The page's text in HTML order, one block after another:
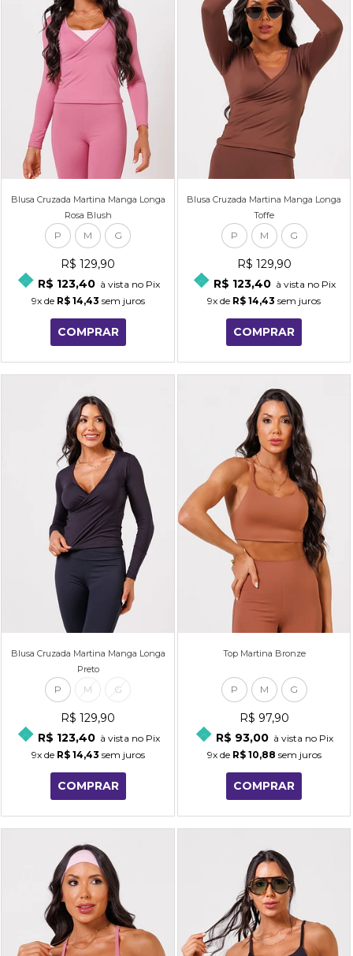
Blusa Cruzada Martina Manga Longa
Rosa Blush
P M G
R$ 129,90
R$ 123,40 à vista no Pix
9xde R$ 14,43 sem juros
COMPRAR
Blusa Cruzada Martina Manga Longa
Toffe
P M G
R$ 129,90
R$ 123,40 à vista no Pix
9x de R$ 14,43 sem juros
COMPRAR
Blusa Cruzada Martina Manga Longa
Preto
P M G
R$ 129,90
R$ 123,40 à vista no Pix
9xde R$ 14,43 sem juros
COMPRAR
Top Martina Bronze
P M G
R$ 97,90
R$ 93,00 à vista no Pix
9xde R$ 10,88 sem juros
COMPRAR